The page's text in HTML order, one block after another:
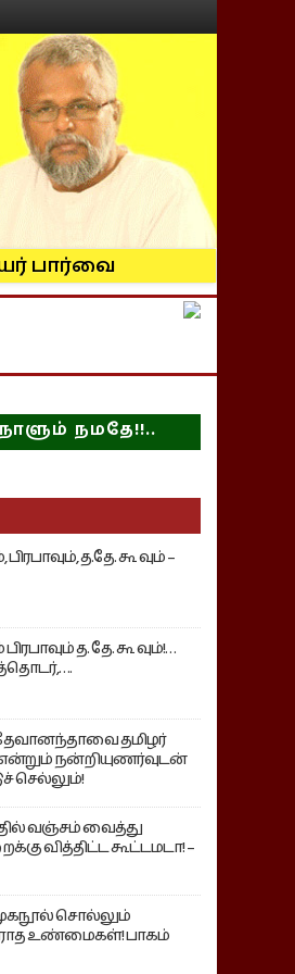
பார்வை
நமதே!!..
த.தே. கூ வும் –
த. தே. கூ வும்!…
தமிழர்
நன்றியுணர்வுடன்
செல்லும்!
வஞ்சம் வைத்து
வித்திட்ட கூட்டமடா! –
சொல்லும்
உண்மைகள்! பாகம்